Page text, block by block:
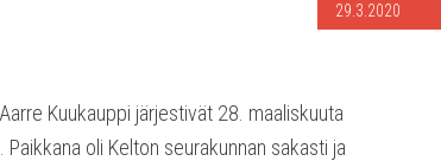
29.3.2020
Kuukauppi järjestivät 28. maaliskuuta
oli Kelton seurakunnan sakasti ja